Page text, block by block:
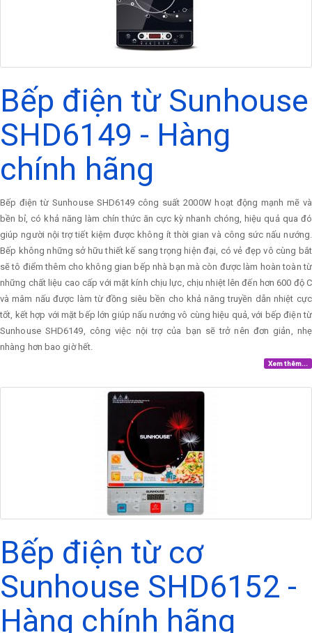
Bếp điện từ Sunhouse
SHD6149 - Hàng
chính hãng
Bếp điện từ Sunhouse SHD6149 công suất 2000W hoạt động mạnh mẽ và
bền bỉ, có khả năng làm chín thức ăn cực kỳ nhanh chóng, hiệu quả qua đó
giúp người nội trợ tiết kiệm được không ít thời gian và công sức nấu nướng.
Bếp không những sở hữu thiết kế sang trọng hiện đại, có vẻ đẹp vô cùng bắt
sẽ tô điểm thêm cho không gian bếp nhà bạn mà còn được làm hoàn toàn từ
những chất liệu cao cấp với mặt kính chịu lực, chịu nhiệt lên đến hơn 600 độ C
và mâm nấu được làm từ đồng siêu bền cho khả năng truyền dẫn nhiệt cực
tốt, kết hợp với mặt bếp lớn giúp nấu nướng vô cùng hiệu quả, với bếp điện từ
Sunhouse SHD6149, công việc nội trợ của bạn sẽ trở nên đơn giản, nhẹ
nhàng hơn bao giờ hết.
Xem thêm...
Bếp điện từ cơ
Sunhouse SHD6152 -
Hàng chính hãng